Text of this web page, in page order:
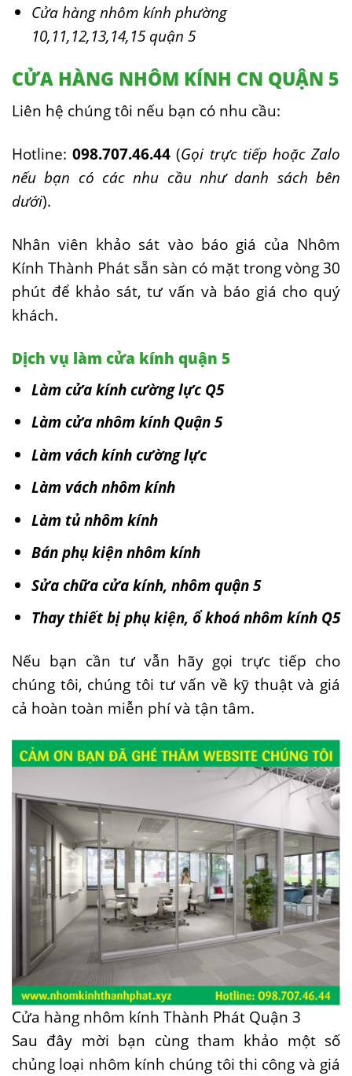
Cửa hàng nhôm kính phường
10,11,12,13,14,15 quận 5
CỬA HÀNG NHÔM KÍNH CN QUẬN 5
Liên hệ chúng tôi nếu bạn có nhu cầu:
Hotline:098.707.46.44 (Gọi trực tiếp hoặc Zalo
nếu bạn có các nhu cầu như danh sách bên
dưới).
Nhân viên khảo sát vào báo giá của Nhôm
Kính Thành Phát sẵn sàn có mặt trong vòng 30
phút để khảo sát, tư vấn và báo giá cho quý
khách.
Dịch vụ làm cửa kính quận 5
Làm cửa kính cường lực Q5
Làm cửa nhôm kính Quận 5
Làm vách kính cường lực
Làm vách nhôm kính
Làm tủ nhôm kính
Bán phụ kiện nhôm kính
Sửa chữa cửa kính, nhôm quận 5
Thay thiết bị phụ kiện, ổ khoá nhôm kính Q5
Nếu bạn cần tư vẫn hãy gọi trực tiếp cho
chúng tôi, chúng tôi tư vấn về kỹ thuật và giá
cả hoàn toàn miễn phí và tận tâm.
Cửa hàng nhôm kính Thành Phát Quận 3
Sau đây mời bạn cùng tham khảo một số
chủng loại nhôm kính chúng tôi thi công và giá